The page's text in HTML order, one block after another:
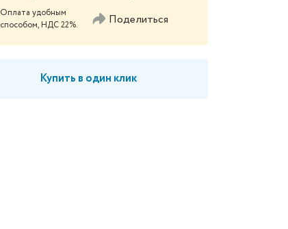
Оплата удобным
способом, НДС 22%.
Поделиться
Купить в один клик